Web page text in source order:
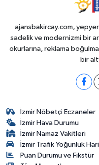
ajansbakircay.com,
sadelik ve modernizmi bir
okurlarına, reklama
bir
İzmir Nöbetçi Eczaneler
İzmir Hava Durumu
İzmir Namaz Vakitleri
İzmir Trafik Yoğunluk
Puan Durumu ve Fikstür